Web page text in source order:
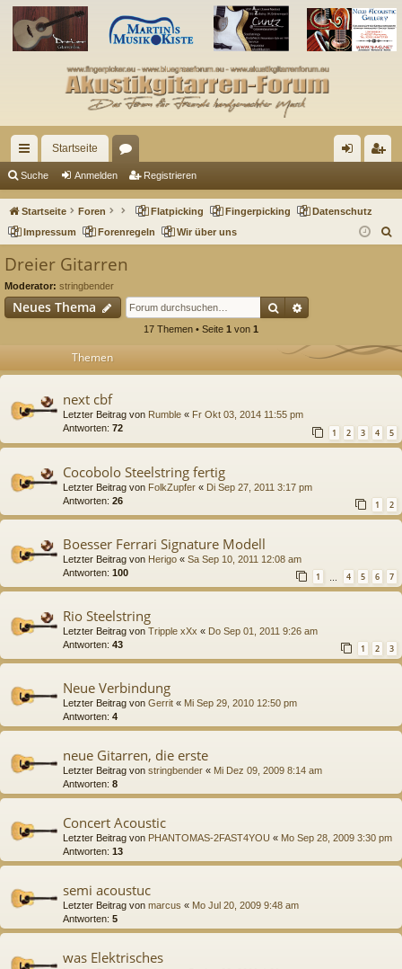
ch
ne
llz
riff
Startseite
en m ist
rie
Suche Anmelden Registrieren
Startseite Foren Flatpicking Fingerpicking
Datenschutz
Impressum
Forenregeln Wir über uns
Dreier Gitarren
Moderator: stringbender
Neues Thema Suche
17 Themen • Seite 1 von 1
Themen
next cbf
Letzter Beitrag von Rumble « Fr Okt 03, 2014 11:55 pm
Antworten: 72 1 2 3 4 5
Cocobolo Steelstring fertig
Letzter Beitrag von FolkZupfer « Di Sep 27, 2011 3:17 pm
Antworten: 26 1 2
Boesser Ferrari Signature Modell
Letzter Beitrag von Herigo « Sa Sep 10, 2011 12:08 am
Antworten: 100 1 … 4 5 6 7
Rio Steelstring
Letzter Beitrag von Tripple xXx « Do Sep 01, 2011 9:26 am
Antworten: 43 1 2 3
Neue Verbindung
Letzter Beitrag von Gerrit « Mi Sep 29, 2010 12:50 pm
Antworten: 4
neue Gitarren, die erste
Letzter Beitrag von stringbender « Mi Dez 09, 2009 8:14 am
Antworten: 8
Concert Acoustic
Letzter Beitrag von PHANTOMAS-2FAST4YOU « Mo Sep 28, 2009 3:30 pm
Antworten: 13
semi acoustuc
Letzter Beitrag von marcus « Mo Jul 20, 2009 9:48 am
Antworten: 5
was Elektrisches